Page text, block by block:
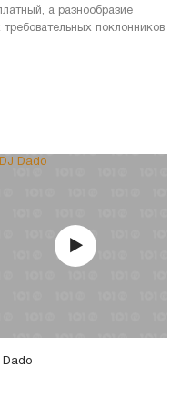
а разнообразие
поклонников
Dado